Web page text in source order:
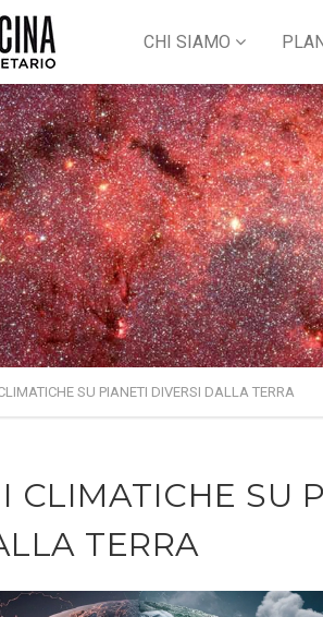
CHI SIAMO
SU PIANETI DIVERSI DALLA TERRA
CLIMATICHE SU
TERRA